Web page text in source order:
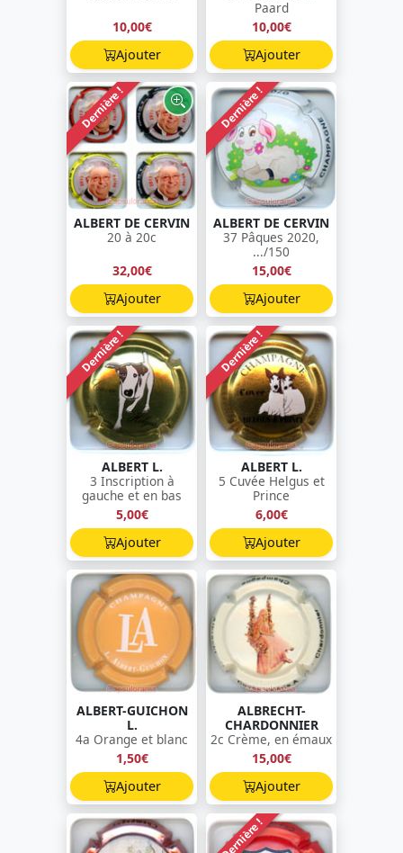
10,00€
Ajouter
Paard
10,00€
Ajouter
Dernière !
ALBERT DE CERVIN
20 à 20c
32,00€
Ajouter
Dernière !
ALBERT DE CERVIN
37 Pâques 2020,
.../150
15,00€
Ajouter
Dernière !
ALBERT L.
3 Inscription à
gauche et en bas
5,00€
Ajouter
Dernière !
ALBERT L.
5 Cuvée Helgus et
Prince
6,00€
Ajouter
ALBERT-GUICHON
L.
4a Orange et blanc
1,50€
Ajouter
ALBRECHT-
CHARDONNIER
2c Crème, en émaux
15,00€
Ajouter
Dernière !